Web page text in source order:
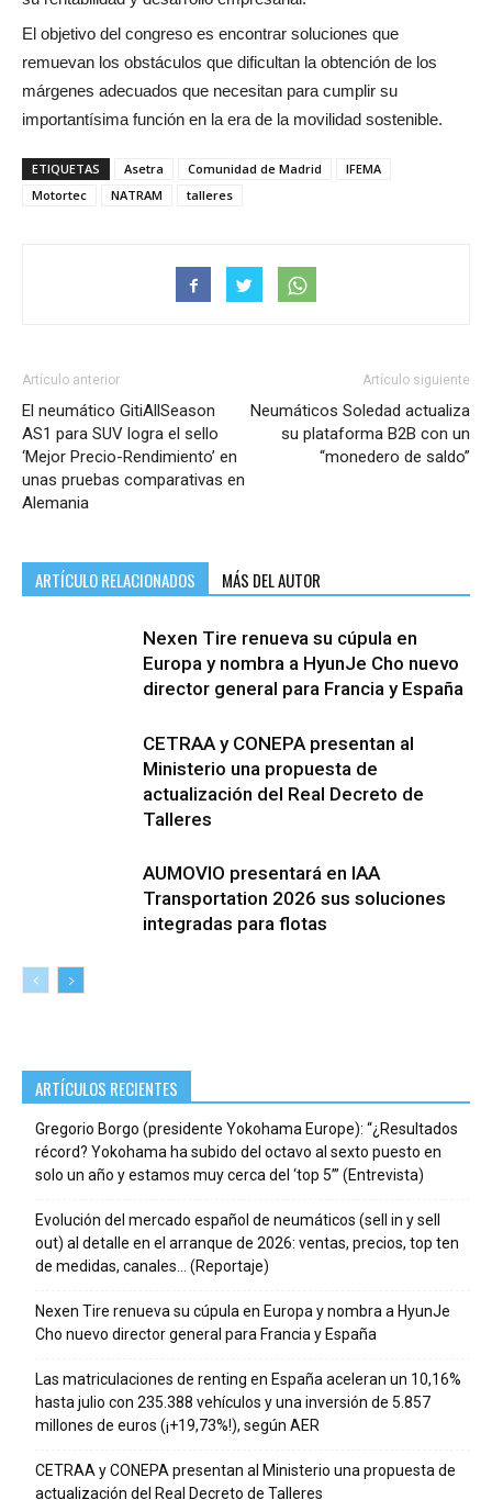
El objetivo del congreso es encontrar soluciones que
remuevan los obstáculos que dificultan la obtención de los
márgenes adecuados que necesitan para cumplir su
importantísima función en la era de la movilidad sostenible.
ETIQUETAS Asetra Comunidad de Madrid
IFEMA
Motortec
NATRAM talleres
Artículo anterior
El neumático GitiAllSeason
AS1 para SUV logra el sello
‘Mejor Precio-Rendimiento’ en
unas pruebas comparativas en
Alemania
Artículo siguiente
Neumáticos Soledad actualiza
su plataforma B2B con un
“monedero de saldo”
ARTÍCULO RELACIONADOS MÁS DEL AUTOR
Nexen Tire renueva su cúpula en
Europa y nombra a HyunJe Cho nuevo
director general para Francia y España
CETRAA y CONEPA presentan al
Ministerio una propuesta de
actualización del Real Decreto de
Talleres
AUMOVIO presentará en IAA
Transportation 2026 sus soluciones
integradas para flotas
ARTÍCULOS RECIENTES
Gregorio Borgo (presidente Yokohama Europe): “¿Resultados
récord? Yokohama ha subido del octavo al sexto puesto en
solo un año y estamos muy cerca del ‘top 5’” (Entrevista)
Evolución del mercado español de neumáticos (sell in y sell
out) al detalle en el arranque de 2026: ventas, precios, top ten
de medidas, canales… (Reportaje)
Nexen Tire renueva su cúpula en Europa y nombra a HyunJe
Cho nuevo director general para Francia y España
Las matriculaciones de renting en España aceleran un 10,16%
hasta julio con 235.388 vehículos y una inversión de 5.857
millones de euros (¡+19,73%!), según AER
CETRAA y CONEPA presentan al Ministerio una propuesta de
actualización del Real Decreto de Talleres